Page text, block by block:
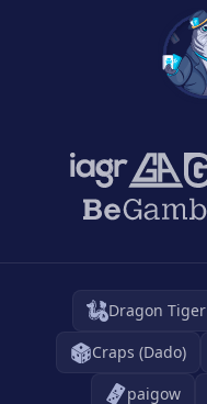
Dragon Tiger
Craps (Dado)
paigow